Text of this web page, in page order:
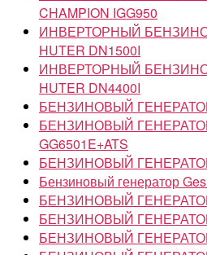
CHAMPION IGG950
ИНВЕРТОРНЫЙ
HUTER DN1500I
ИНВЕРТОРНЫЙ
HUTER DN4400I
БЕНЗИНОВЫЙ ГЕНЕРАТОР
БЕНЗИНОВЫЙ
GG6501E+ATS
БЕНЗИНОВЫЙ ГЕНЕРАТОР
Бензиновый генератор
БЕНЗИНОВЫЙ ГЕНЕРАТОР
БЕНЗИНОВЫЙ ГЕНЕРАТОР
БЕНЗИНОВЫЙ ГЕНЕРАТОР